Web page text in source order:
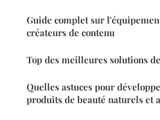
Guide complet sur
créateurs de contenu
Top des meilleures solutions
Quelles astuces pour
produits de beauté naturels et